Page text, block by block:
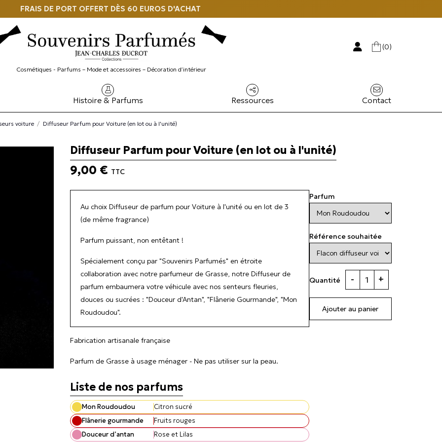
FRAIS DE PORT OFFERT DÈS 60 EUROS D'ACHAT
Cosmétiques - Parfums – Mode et accessoires – Décoration d’intérieur
(0)
Histoire & Parfums Ressources Contact
voiture Diffuseur Parfum pour Voiture (en lot ou à l'unité)
Diffuseur Parfum pour Voiture (en lot ou à l'unité)
9,00 € TTC
Au choix Diffuseur de parfum pour Voiture à l'unité ou en lot de 3
(de même fragrance)
Parfum puissant, non entêtant !
Spécialement conçu par "Souvenirs Parfumés" en étroite
collaboration avec notre parfumeur de Grasse, notre Diffuseur de
parfum embaumera votre véhicule avec nos senteurs fleuries,
douces ou sucrées : "Douceur d'Antan", "Flânerie Gourmande", "Mon
Roudoudou".
Fabrication artisanale française
Parfum de Grasse à usage ménager - Ne pas utiliser sur la peau.
Liste de nos parfums
Mon Roudoudou
Citron sucré
Flânerie gourmande
Fruits rouges
Douceur d’antan
Rose et Lilas
Parfum
Référence souhaitée
Quantité - +
Ajouter au panier